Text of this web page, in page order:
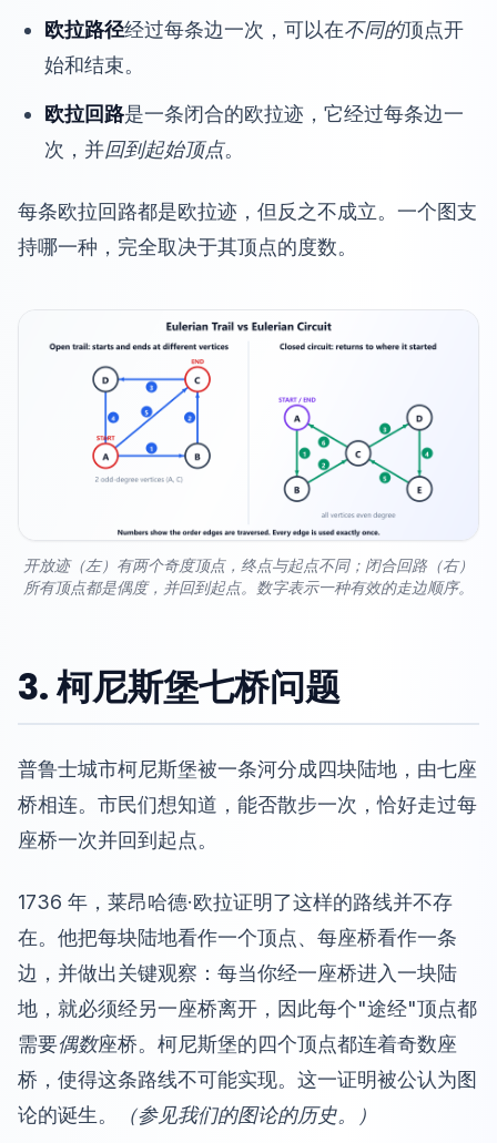
欧拉路径经过每条边一次，可以在不同的顶点开
始和结束。
欧拉回路是一条闭合的欧拉迹，它经过每条边一
次，并回到起始顶点。
每条欧拉回路都是欧拉迹，但反之不成立。一个图支
持哪一种，完全取决于其顶点的度数。
开放迹（左）有两个奇度顶点，终点与起点不同；闭合回路（右）
所有顶点都是偶度，并回到起点。数字表示一种有效的走边顺序。
3. 柯尼斯堡七桥问题
普鲁士城市柯尼斯堡被一条河分成四块陆地，由七座
桥相连。市民们想知道，能否散步一次，恰好走过每
座桥一次并回到起点。
1736 年，莱昂哈德·欧拉证明了这样的路线并不存
在。他把每块陆地看作一个顶点、每座桥看作一条
边，并做出关键观察：每当你经一座桥进入一块陆
地，就必须经另一座桥离开，因此每个"途经"顶点都
需要偶数座桥。柯尼斯堡的四个顶点都连着奇数座
桥，使得这条路线不可能实现。这一证明被公认为图
论的诞生。
（参见我们的图论的历史。）